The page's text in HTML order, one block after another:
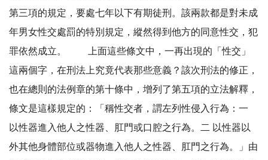
第三項的規定，要處七年以下有期徒刑。該兩款都是對未成
年男女性交處罰的特別規定，縱然得到他方的同意性交，犯
罪依然成立。 上面這些條文中，一再出現的「性交」
這兩個字，在刑法上究竟代表那些意義？該次刑法的修正，
也在總則的法例章的第十條中，增列了第五項的立法解釋，
條文是這樣規定的：「稱性交者，謂左列性侵入行為：一
以性器進入他人之性器、肛門或口腔之行為。二 以性器以
外其他身體部位或器物進入他人之性器、肛門之行為。」由